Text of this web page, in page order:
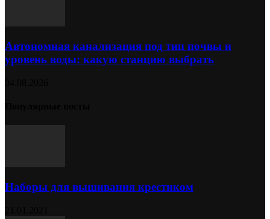
Автономная канализация под тип почвы и
уровень воды: какую станцию выбрать
Наборы для вышивания крестиком